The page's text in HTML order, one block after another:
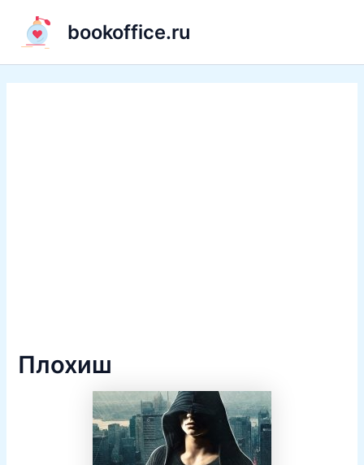
содержимому
bookoffice.ru
Плохиш